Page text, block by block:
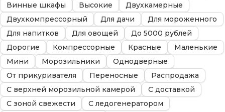
Винные шкафы
Высокие
Двухкамерные
Двухкомпрессорный
Для дачи
Для мороженного
Для напитков
Для овощей
До 5000 рублей
Дорогие
Компрессорные Красные
Маленькие
Мини
Морозильники
Однодверные
От прикуривателя
Переносные
Распродажа
С верхней морозильной камерой
С доставкой
С зоной свежести
С ледогенератором